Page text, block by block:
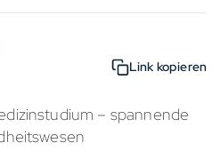
Link kopieren